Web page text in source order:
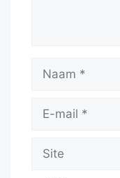
Naam
Site